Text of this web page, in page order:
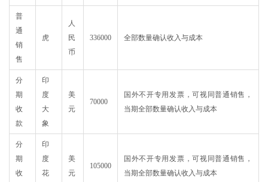
普
通
销
售
虎
人
民
币
336000 全部数量确认收入与成本
分
期
收
款
印
度
大
象
美
元
70000
国外不开专用发票，可视同普通销售，
当期全部数量确认收入与成本
分
期
收
印
度
花
美
元
105000
国外不开专用发票，可视同普通销售，
当期全部数量确认收入与成本